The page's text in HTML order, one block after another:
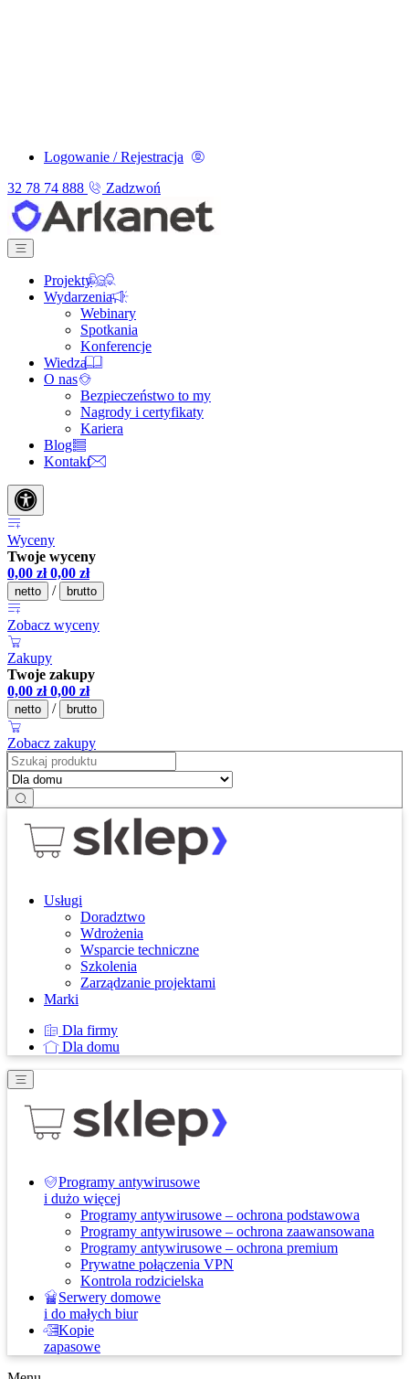
Logowanie / Rejestracja
32 78 74 888
Zadzwoń
Projekty
Wydarzenia
Webinary
Spotkania
Konferencje
Wiedza
O nas
Bezpieczeństwo to my
Nagrody i certyfikaty
Kariera
Blog
Kontakt
Wyceny
Twoje wyceny
0,00 zł 0,00 zł
netto / brutto
Zobacz wyceny
Zakupy
Twoje zakupy
0,00 zł 0,00 zł
netto / brutto
Zobacz zakupy
Usługi
Doradztwo
Wdrożenia
Wsparcie techniczne
Szkolenia
Zarządzanie projektami
Marki
Dla firmy
Dla domu
Programy antywirusowe
i dużo więcej
Programy antywirusowe – ochrona podstawowa
Programy antywirusowe – ochrona zaawansowana
Programy antywirusowe – ochrona premium
Prywatne połączenia VPN
Kontrola rodzicielska
Serwery domowe
i do małych biur
Kopie
zapasowe